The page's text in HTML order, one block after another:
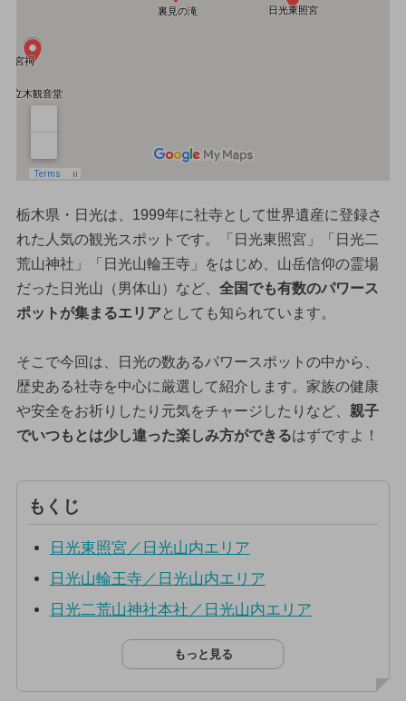
栃木県・日光は、1999年に社寺として世界遺産に登録さ
れた人気の観光スポットです。「日光東照宮」「日光二
荒山神社」「日光山輪王寺」をはじめ、山岳信仰の霊場
だった日光山（男体山）など、 全国でも有数のパワース
ポットが集まるエリアとしても知られています。
そこで今回は、日光の数あるパワースポットの中から、
歴史ある社寺を中心に厳選して紹介します。家族の健康
や安全をお祈りしたり元気をチャージしたりなど、 親子
でいつもとは少し違った楽しみ方ができるはずですよ！
もくじ
日光東照宮／日光山内エリア
日光山輪王寺／日光山内エリア
日光二荒山神社本社／日光山内エリア
もっと見る